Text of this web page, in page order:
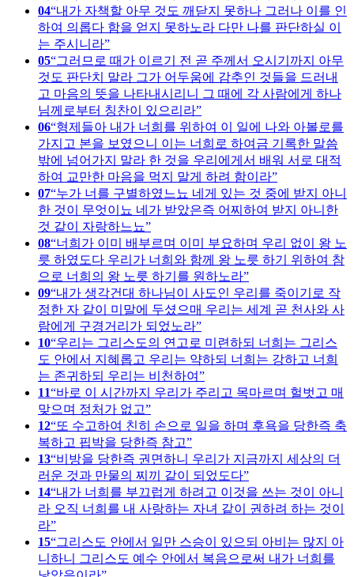
04 내가 자책할 아무 것도 깨닫지 못하나 그러나 이를 인
하여 의롭다 함을 얻지 못하노라 다만 나를 판단하실 이
는 주시니라
05 그러므로 때가 이르기 전 곧 주께서 오시기까지 아무
것도 판단치 말라 그가 어두움에 감추인 것들을 드러내
고 마음의 뜻을 나타내시리니 그 때에 각 사람에게 하나
님께로부터 칭찬이 있으리라
06 형제들아 내가 너희를 위하여 이 일에 나와 아볼로를
가지고 본을 보였으니 이는 너희로 하여금 기록한 말씀
밖에 넘어가지 말라 한 것을 우리에게서 배워 서로 대적
하여 교만한 마음을 먹지 말게 하려 함이라
07 누가 너를 구별하였느뇨 네게 있는 것 중에 받지 아니
한 것이 무엇이뇨 네가 받았은즉 어찌하여 받지 아니한
것 같이 자랑하느뇨
08 너희가 이미 배부르며 이미 부요하며 우리 없이 왕 노
릇 하였도다 우리가 너희와 함께 왕 노릇 하기 위하여 참
으로 너희의 왕 노릇 하기를 원하노라
09 내가 생각건대 하나님이 사도인 우리를 죽이기로 작
정한 자 같이 미말에 두셨으매 우리는 세계 곧 천사와 사
람에게 구경거리가 되었노라
10 우리는 그리스도의 연고로 미련하되 너희는 그리스
도 안에서 지혜롭고 우리는 약하되 너희는 강하고 너희
는 존귀하되 우리는 비천하여
11 바로 이 시간까지 우리가 주리고 목마르며 헐벗고 매
맞으며 정처가 없고
12 또 수고하여 친히 손으로 일을 하며 후욕을 당한즉 축
복하고 핍박을 당한즉 참고
13 비방을 당한즉 권면하니 우리가 지금까지 세상의 더
러운 것과 만물의 찌끼 같이 되었도다
14 내가 너희를 부끄럽게 하려고 이것을 쓰는 것이 아니
라 오직 너희를 내 사랑하는 자녀 같이 권하려 하는 것이
라
15 그리스도 안에서 일만 스승이 있으되 아비는 많지 아
니하니 그리스도 예수 안에서 복음으로써 내가 너희를